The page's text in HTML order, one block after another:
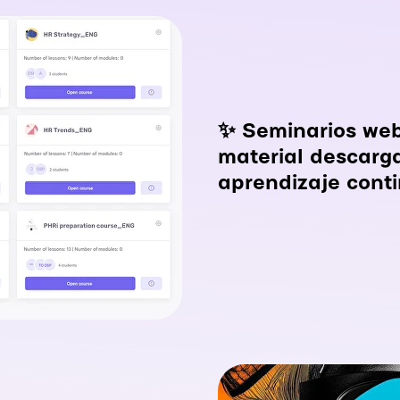
✨ Seminarios
material
aprendizaje